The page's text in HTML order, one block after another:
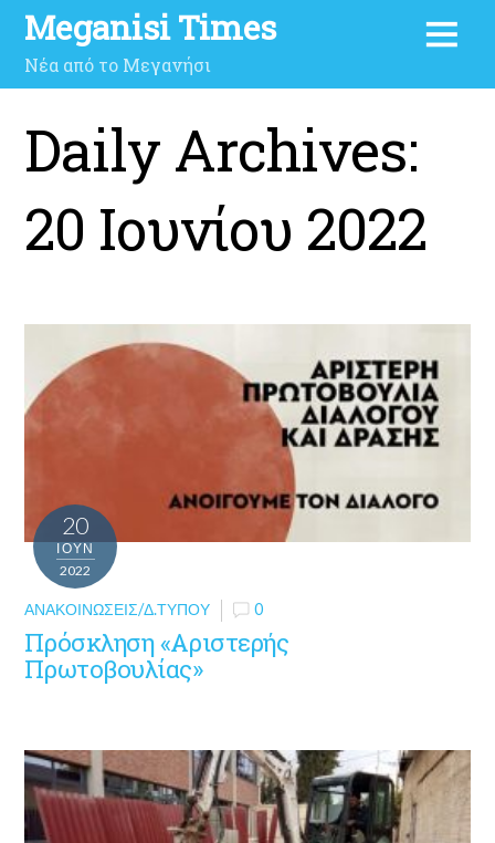
Meganisi Times
Νέα από το Μεγανήσι
Daily Archives:
20 Ιουνίου 2022
20
ΙΟΎΝ
2022
ΑΝΑΚΟΙΝΏΣΕΙΣ/Δ.ΤΎΠΟΥ 0
Πρόσκληση «Αριστερής
Πρωτοβουλίας»